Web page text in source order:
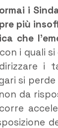
i
più
che
i quali
i
si
da